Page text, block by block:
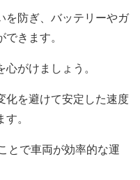
を防ぎ、バッテリーやガ
きます。
がけましょう。
化を避けて安定した速度
。
とで車両が効率的な運